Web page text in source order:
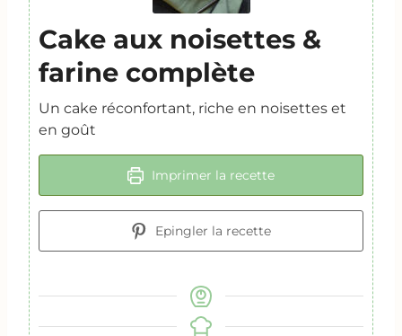
Cake aux noisettes &
farine complète
Un cake réconfortant, riche en noisettes et
en goût
Imprimer la recette
Epingler la recette